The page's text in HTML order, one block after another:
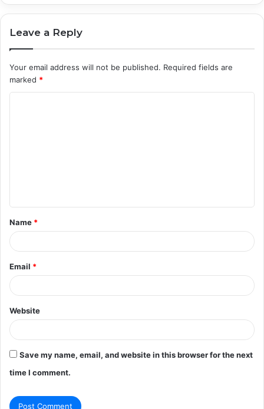
Leave a Reply
Your email address will not be published. Required fields are
marked *
t
*
Name *
Email *
Website
Save my name, email, and website in this browser for the next
time I comment.